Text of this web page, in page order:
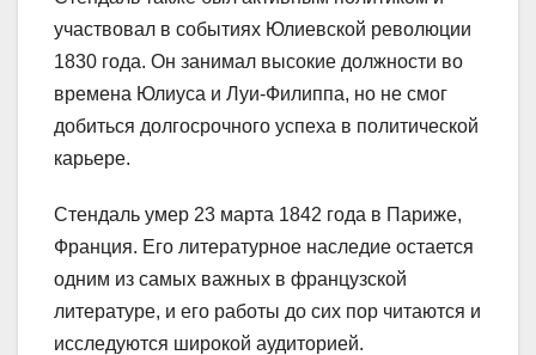
участвовал в событиях Юлиевской революции
1830 года. Он занимал высокие должности во
времена Юлиуса и Луи-Филиппа, но не смог
добиться долгосрочного успеха в политической
карьере.
Стендаль умер 23 марта 1842 года в Париже,
Франция. Его литературное наследие остается
одним из самых важных в французской
литературе, и его работы до сих пор читаются и
исследуются широкой аудиторией.